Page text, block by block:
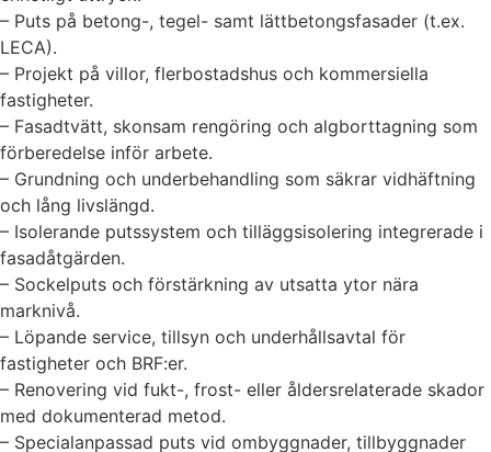
– Puts på betong-, tegel- samt lättbetongsfasader (t.ex.
LECA).
– Projekt på villor, flerbostadshus och kommersiella
fastigheter.
– Fasadtvätt, skonsam rengöring och algborttagning som
förberedelse inför arbete.
– Grundning och underbehandling som säkrar vidhäftning
och lång livslängd.
– Isolerande putssystem och tilläggsisolering integrerade i
fasadåtgärden.
– Sockelputs och förstärkning av utsatta ytor nära
marknivå.
– Löpande service, tillsyn och underhållsavtal för
fastigheter och BRF:er.
– Renovering vid fukt-, frost- eller åldersrelaterade skador
med dokumenterad metod.
– Specialanpassad puts vid ombyggnader, tillbyggnader